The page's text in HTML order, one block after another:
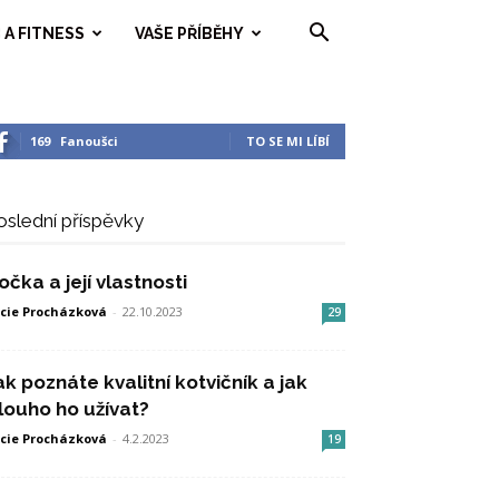
A FITNESS VAŠE PŘÍBĚHY
169 Fanoušci TO SE MI LÍBÍ
příspěvky
a její vlastnosti
Procházková - 22.10.2023 29
poznáte kvalitní kotvičník a jak
ho užívat?
Procházková - 4.2.2023 19